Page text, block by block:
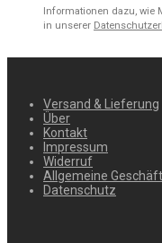
Informationen dazu, wie
in unserer
Versand & Lieferung
Über
Kontakt
Impressum
Widerruf
Allgemeine
Datenschutz